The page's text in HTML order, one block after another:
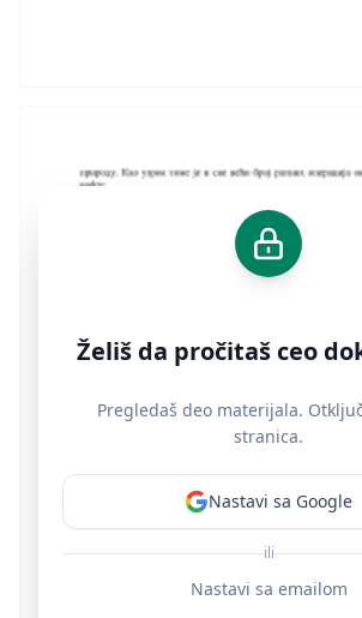
Želiš da pročitaš ceo
Pregledaš deo materijala.
stranica.
Nastavi sa Google
ili
Nastavi sa emailom